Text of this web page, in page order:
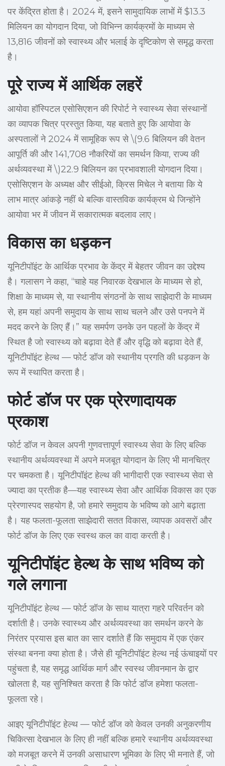
पर केंद्रित होता है। 2024 में, इसने सामुदायिक लाभों में $13.3
मिलियन का योगदान दिया, जो विभिन्न कार्यक्रमों के माध्यम से
13,816 जीवनों को स्वास्थ्य और भलाई के दृष्टिकोण से समृद्ध करता
है।
पूरे राज्य में आर्थिक लहरें
आयोवा हॉस्पिटल एसोसिएशन की रिपोर्ट ने स्वास्थ्य सेवा संस्थानों
का व्यापक चित्र प्रस्तुत किया, यह बताते हुए कि आयोवा के
अस्पतालों ने 2024 में सामूहिक रूप से \(9.6 बिलियन की वेतन
आपूर्ति की और 141,708 नौकरियों का समर्थन किया, राज्य की
अर्थव्यवस्था में \)22.9 बिलियन का प्रभावशाली योगदान दिया।
एसोसिएशन के अध्यक्ष और सीईओ, क्रिस मिचेल ने बताया कि ये
लाभ मात्र आंकड़े नहीं थे बल्कि वास्तविक कार्यक्रम थे जिन्होंने
आयोवा भर में जीवन में सकारात्मक बदलाव लाए।
विकास का धड़कन
यूनिटीपॉइंट के आर्थिक प्रभाव के केंद्र में बेहतर जीवन का उद्देश्य
है। गलासग ने कहा, “चाहे यह निवारक देखभाल के माध्यम से हो,
शिक्षा के माध्यम से, या स्थानीय संगठनों के साथ साझेदारी के माध्यम
से, हम यहां अपनी समुदाय के साथ साथ चलने और उसे पनपने में
मदद करने के लिए हैं।” यह समर्पण उनके उन पहलों के केंद्र में
स्थित है जो स्वास्थ्य को बढ़ावा देते हैं और वृद्धि को बढ़ावा देते हैं,
यूनिटीपॉइंट हेल्थ — फोर्ट डॉज को स्थानीय प्रगति की धड़कन के
रूप में स्थापित करता है।
फोर्ट डॉज पर एक प्रेरणादायक
प्रकाश
फोर्ट डॉज न केवल अपनी गुणवत्तापूर्ण स्वास्थ्य सेवा के लिए बल्कि
स्थानीय अर्थव्यवस्था में अपने मजबूत योगदान के लिए भी मानचित्र
पर चमकता है। यूनिटीपॉइंट हेल्थ की भागीदारी एक स्वास्थ्य सेवा से
ज्यादा का प्रतीक है—यह स्वास्थ्य सेवा और आर्थिक विकास का एक
प्रेरणास्पद सहयोग है, जो हमारे समुदाय के भविष्य को आगे बढ़ाता
है। यह फलता-फूलता साझेदारी सतत विकास, व्यापक अवसरों और
फोर्ट डॉज के लिए एक स्वस्थ कल का वादा करती है।
यूनिटीपॉइंट हेल्थ के साथ भविष्य को
गले लगाना
यूनिटीपॉइंट हेल्थ — फोर्ट डॉज के साथ यात्रा गहरे परिवर्तन को
दर्शाती है। उनके स्वास्थ्य और अर्थव्यवस्था का समर्थन करने के
निरंतर प्रयास इस बात का सार दर्शाते हैं कि समुदाय में एक एंकर
संस्था बनना क्या होता है। जैसे ही यूनिटीपॉइंट हेल्थ नई ऊंचाइयों पर
पहुंचता है, यह समृद्ध आर्थिक मार्ग और स्वस्थ जीवनमान के द्वार
खोलता है, यह सुनिश्चित करता है कि फोर्ट डॉज हमेशा फलता-
फूलता रहे।
आइए यूनिटीपॉइंट हेल्थ — फोर्ट डॉज को केवल उनकी अनुकरणीय
चिकित्सा देखभाल के लिए ही नहीं बल्कि हमारे स्थानीय अर्थव्यवस्था
को मजबूत करने में उनकी असाधारण भूमिका के लिए भी मनाते हैं, जो